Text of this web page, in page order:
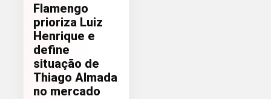
Flamengo
prioriza Luiz
Henrique e
define
situação de
Thiago Almada
no mercado